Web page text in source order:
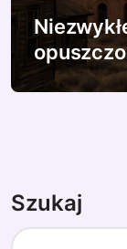
Szukaj